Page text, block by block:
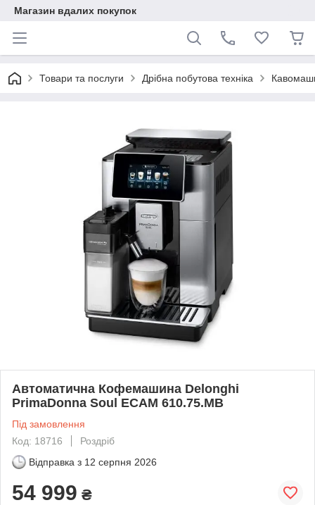
Магазин вдалих покупок
Товари та послуги Дрібна побутова техніка
Автоматична Кофемашина Delonghi
PrimaDonna Soul ECAM 610.75.MB
Під замовлення
Код: 18716
Роздріб
Відправка з 12 серпня 2026
54 999 ₴